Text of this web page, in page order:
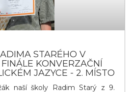
STARÉHO V
KONVERZAČNÍ
JAZYCE - 2. MÍSTO
naší školy Radim Starý z 9.